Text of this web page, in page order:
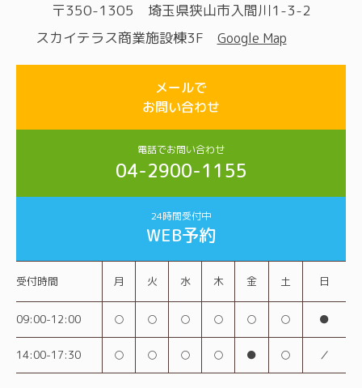
〒350-1305 埼玉県狭山市入間川1-3-2
スカイテラス商業施設棟3F Google Map
メールで
お問い合わせ
電話でお問い合わせ
04-2900-1155
24時間受付中
WEB予約
受付時間 月 火 水 木 金 土 日
09:00-12:00 ○ ○ ○ ○ ○ ○ ●
14:00-17:30 ○ ○ ○ ○ ● ○ ／